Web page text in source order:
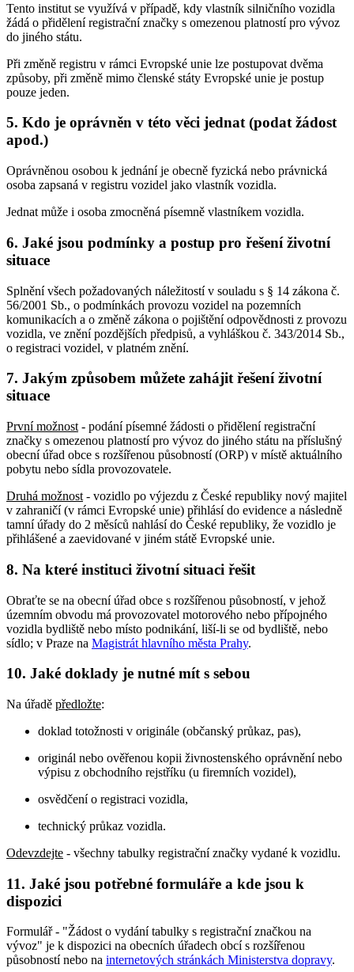
Tento institut se využívá v případě, kdy vlastník silničního vozidla
žádá o přidělení registrační značky s omezenou platností pro vývoz
do jiného státu.
Při změně registru v rámci Evropské unie lze postupovat dvěma
způsoby, při změně mimo členské státy Evropské unie je postup
pouze jeden.
5. Kdo je oprávněn v této věci jednat (podat žádost
apod.)
Oprávněnou osobou k jednání je obecně fyzická nebo právnická
osoba zapsaná v registru vozidel jako vlastník vozidla.
Jednat může i osoba zmocněná písemně vlastníkem vozidla.
6. Jaké jsou podmínky a postup pro řešení životní
situace
Splnění všech požadovaných náležitostí v souladu s § 14 zákona č.
56/2001 Sb., o podmínkách provozu vozidel na pozemních
komunikacích a o změně zákona o pojištění odpovědnosti z provozu
vozidla, ve znění pozdějších předpisů, a vyhláškou č. 343/2014 Sb.,
o registraci vozidel, v platném znění.
7. Jakým způsobem můžete zahájit řešení životní
situace
První možnost - podání písemné žádosti o přidělení registrační
značky s omezenou platností pro vývoz do jiného státu na příslušný
obecní úřad obce s rozšířenou působností (ORP) v místě aktuálního
pobytu nebo sídla provozovatele.
Druhá možnost - vozidlo po výjezdu z České republiky nový majitel
v zahraničí (v rámci Evropské unie) přihlásí do evidence a následně
tamní úřady do 2 měsíců nahlásí do České republiky, že vozidlo je
přihlášené a zaevidované v jiném státě Evropské unie.
8. Na které instituci životní situaci řešit
Obraťte se na obecní úřad obce s rozšířenou působností, v jehož
územním obvodu má provozovatel motorového nebo přípojného
vozidla bydliště nebo místo podnikání, liší-li se od bydliště, nebo
sídlo; v Praze na Magistrát hlavního města Prahy.
10. Jaké doklady je nutné mít s sebou
Na úřadě předložte:
doklad totožnosti v originále (občanský průkaz, pas),
originál nebo ověřenou kopii živnostenského oprávnění nebo
výpisu z obchodního rejstříku (u firemních vozidel),
osvědčení o registraci vozidla,
technický průkaz vozidla.
Odevzdejte - všechny tabulky registrační značky vydané k vozidlu.
11. Jaké jsou potřebné formuláře a kde jsou k
dispozici
Formulář - "Žádost o vydání tabulky s registrační značkou na
vývoz" je k dispozici na obecních úřadech obcí s rozšířenou
působností nebo na internetových stránkách Ministerstva dopravy.